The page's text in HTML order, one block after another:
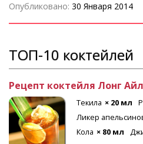
Опубликовано: 30 Января 2014
ТОП-10 коктейлей
Рецепт коктейля Лонг
Текила × 20 мл
Ликер
Кола × 80 мл